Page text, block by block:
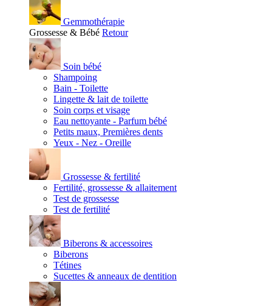
Gemmothérapie
Grossesse & Bébé Retour
Soin bébé
Shampoing
Bain - Toilette
Lingette & lait de toilette
Soin corps et visage
Eau nettoyante - Parfum bébé
Petits maux, Premières dents
Yeux - Nez - Oreille
Grossesse & fertilité
Fertilité, grossesse & allaitement
Test de grossesse
Test de fertilité
Biberons & accessoires
Biberons
Tétines
Sucettes & anneaux de dentition